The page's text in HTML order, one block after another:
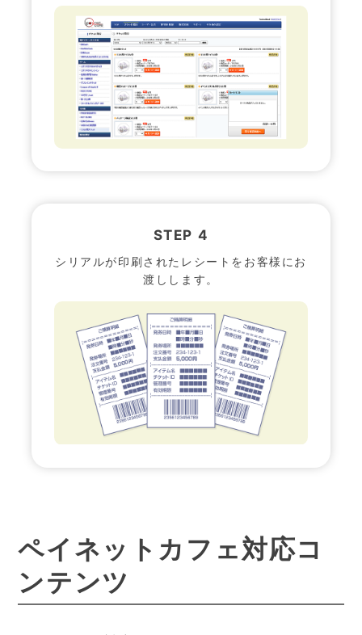
STEP 4
シリアルが印刷されたレシートをお客様にお
渡しします。
ペイネットカフェ対応コ
ンテンツ